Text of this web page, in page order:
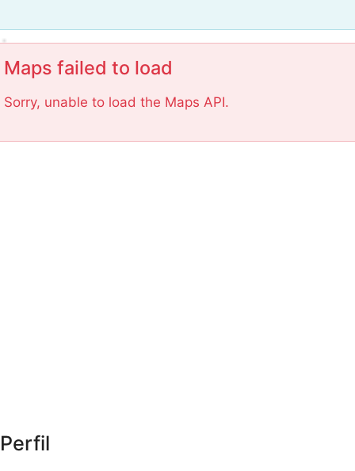
Maps failed to load
Sorry, unable to load the Maps API.
Perfil